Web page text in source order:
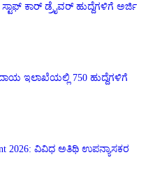
ಸ್ಟಾಫ್ ಕಾರ್ ಡ್ರೈವರ್ ಹುದ್ದೆಗಳಿಗೆ ಅರ್ಜಿ
ಇಲಾಖೆಯಲ್ಲಿ 750 ಹುದ್ದೆಗಳಿಗೆ
2026: ವಿವಿಧ ಅತಿಥಿ ಉಪನ್ಯಾಸಕರ